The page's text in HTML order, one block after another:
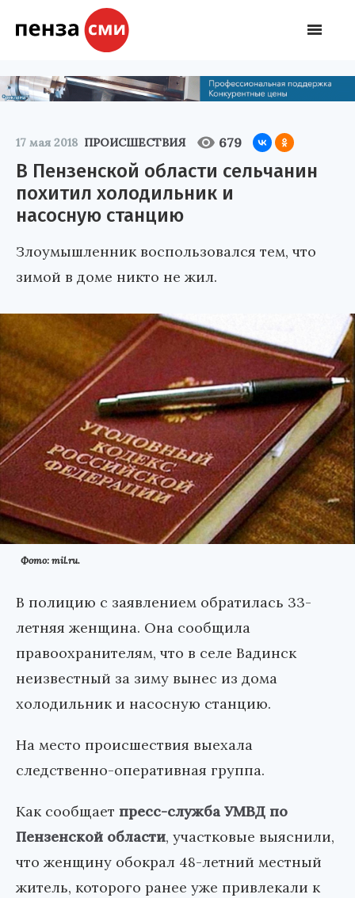
17 мая 2018 ПРОИСШЕСТВИЯ 679
В Пензенской области сельчанин
похитил холодильник и
насосную станцию
Злоумышленник воспользовался тем, что
зимой в доме никто не жил.
Фото: mil.ru.
В полицию с заявлением обратилась 33-
летняя женщина. Она сообщила
правоохранителям, что в селе Вадинск
неизвестный за зиму вынес из дома
холодильник и насосную станцию.
На место происшествия выехала
следственно-оперативная группа.
Как сообщает пресс-служба УМВД по
Пензенской области, участковые выяснили,
что женщину обокрал 48-летний местный
житель, которого ранее уже привлекали к